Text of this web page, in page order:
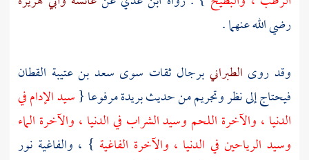
رضي الله عنهما .
وقد روى الطبراني برجال ثقات سوى سعد بن عتيبة القطان
فيحتاج إلى نظر وتجريم من حديثبريدةمرفوعا {سيد الإدام في
الدنيا ، والآخرة اللحم وسيد الشراب في الدنيا ، والآخرة الماء
وسيد الرياحين في الدنيا ، والآخرة الفاغية } ، والفاغية نور